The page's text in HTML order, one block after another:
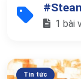
1 bài
Tin tức